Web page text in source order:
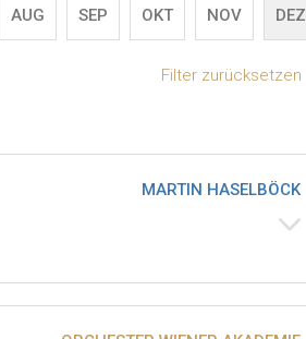
AUG SEP OKT NOV DEZ
Filter zurücksetzen
MARTIN HASELBÖCK